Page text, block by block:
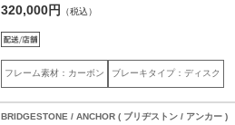
安155cm前後 )
320,000円 （税込）
フレーム素材：カーボン ブレーキタイプ：ディスク
BRIDGESTONE / ANCHOR ( ブリヂストン / アンカー )